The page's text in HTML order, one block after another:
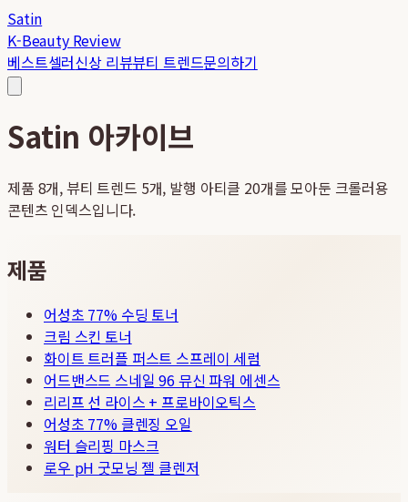
Satin
K-Beauty Review
베스트셀러신상 리뷰뷰티 트렌드문의하기
Satin 아카이브
제품 8개, 뷰티 트렌드 5개, 발행 아티클 20개를 모아둔 크롤러용
콘텐츠 인덱스입니다.
제품
어성초 77% 수딩 토너
크림 스킨 토너
화이트 트러플 퍼스트 스프레이 세럼
어드밴스드 스네일 96 뮤신 파워 에센스
리리프 선 라이스 + 프로바이오틱스
어성초 77% 클렌징 오일
워터 슬리핑 마스크
로우 pH 굿모닝 젤 클렌저